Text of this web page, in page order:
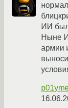
ИИ
Ныне
армии